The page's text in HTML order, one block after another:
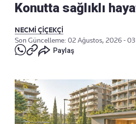
Konutta sağlıklı
NECMİ ÇİÇEKÇİ
Son Güncelleme: 02 Ağustos, 2026 -
Paylaş